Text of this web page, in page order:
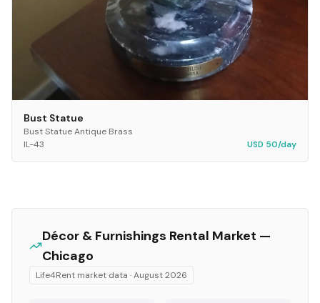
Bust Statue
Bust Statue Antique Brass
IL-43
USD 50/day
Décor & Furnishings Rental Market —
Chicago
Life4Rent market data ·August 2026